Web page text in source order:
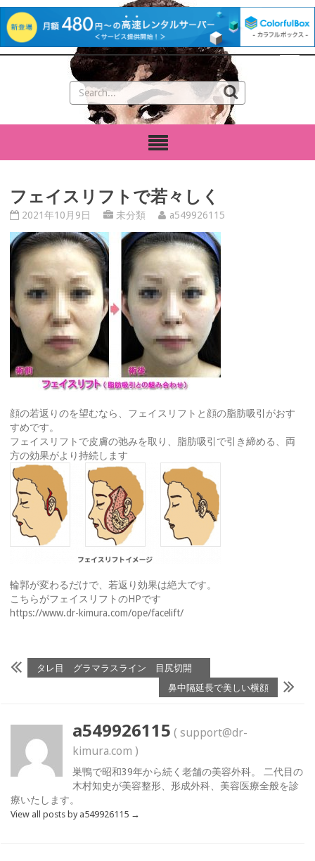
フェイスリフトで若々しく
2021年10月9日 未分類 a549926115
顔の若返りのを望むなら、フェイスリフトと顔の脂肪吸引がおす
すめです。
フェイスリフトで皮膚の弛みを取り、脂肪吸引で引き締める、両
方の効果がより持続します
輪郭が変わるだけで、若返り効果は絶大です。
こちらがフェイスリフトのHPです
https://www.dr-kimura.com/ope/facelift/
タレ目 グラマラスライン 目尻切開
鼻中隔延長で美しい横顔
a549926115 ( support@dr-
kimura.com )
巣鴨で昭和39年から続く老舗の美容外科。 二代目の
木村知史が美容整形、形成外科、美容医療全般を診
療いたします。
View all posts by a549926115 →